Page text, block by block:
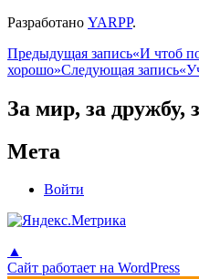
Разработано YARPP.
Навигация
по
записям
Предыдущая запись«И чтоб
хорошо»Следующая запись
За мир, за дружбу,
Мета
Войти
▲
Сайт работает на WordPress